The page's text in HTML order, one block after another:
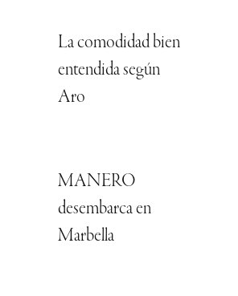
La comodidad bien
entendida según
Aro
MANERO
desembarca en
Marbella